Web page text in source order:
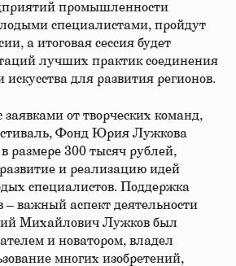
промышленности
специалистами, пройдут
а итоговая сессия будет
лучших практик соединения
для развития регионов.
заявками от творческих команд,
Фонд Юрия Лужкова
размере 300 тысяч рублей,
и реализацию идей
специалистов. Поддержка
– важный аспект деятельности
Михайлович Лужков был
и новатором, владел
многих изобретений,